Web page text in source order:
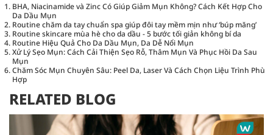
BHA, Niacinamide và Zinc Có Giúp Giảm Mụn Không? Cách Kết Hợp Cho
Da Dầu Mụn
Routine chăm da tay chuẩn spa giúp đôi tay mềm mịn như ‘búp măng’
Routine skincare mùa hè cho da dầu - 5 bước tối giản không bí da
Routine Hiệu Quả Cho Da Dầu Mụn, Da Dễ Nổi Mụn
Xử Lý Sẹo Mụn: Cách Cải Thiện Sẹo Rỗ, Thâm Mụn Và Phục Hồi Da Sau
Mụn
Chăm Sóc Mụn Chuyên Sâu: Peel Da, Laser Và Cách Chọn Liệu Trình Phù
Hợp
RELATED BLOG